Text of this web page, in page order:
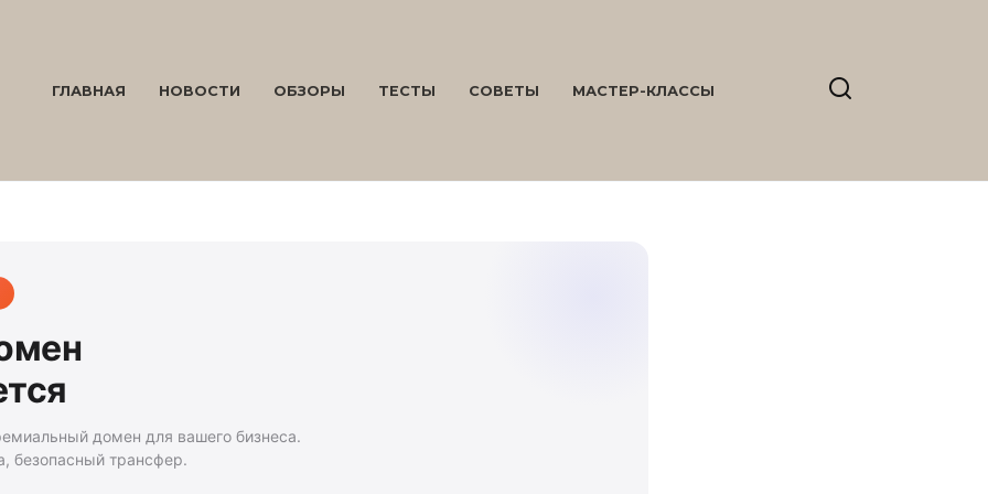
ГЛАВНАЯ НОВОСТИ ОБЗОРЫ ТЕСТЫ СОВЕТЫ МАСТЕР-КЛАССЫ
домен для вашего бизнеса.
безопасный трансфер.